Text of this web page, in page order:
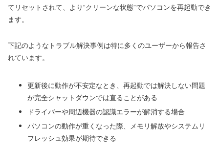
てリセットされて、より“クリーンな状態”でパソコンを再起動でき
ます。
下記のようなトラブル解決事例は特に多くのユーザーから報告さ
れています。
更新後に動作が不安定なとき、再起動では解決しない問題
が完全シャットダウンでは直ることがある
ドライバーや周辺機器の認識エラーが解消する場合
パソコンの動作が重くなった際、メモリ解放やシステムリ
フレッシュ効果が期待できる